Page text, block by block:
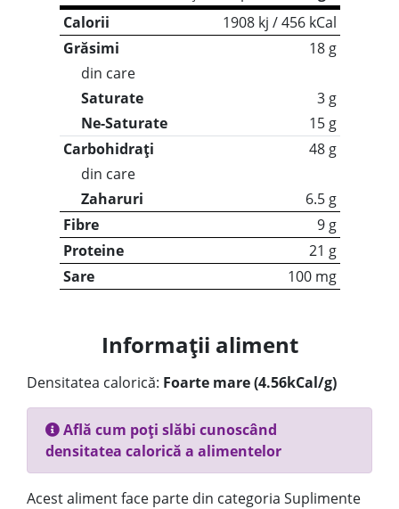
Calorii
1908 kj / 456 kCal
Grăsimi
18 g
din care
Saturate
3 g
Ne-Saturate
15 g
Carbohidrați
48 g
din care
Zaharuri
6.5 g
Fibre
9 g
Proteine
21 g
Sare
100 mg
Informații aliment
Densitatea calorică: Foarte mare (4.56kCal/g)
Află cum poți slăbi cunoscând
densitatea calorică a alimentelor
Acest aliment face parte din categoria Suplimente